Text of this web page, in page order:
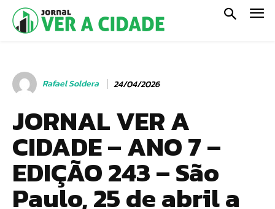
Rafael Soldera 24/04/2026
JORNAL VER A
CIDADE – ANO 7 –
EDIÇÃO 243 – São
Paulo, 25 de abril a